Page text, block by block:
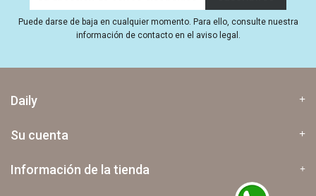
Puede darse de baja en cualquier momento. Para ello, consulte nuestra
información de contacto en el aviso legal.
Daily
Su cuenta
Información de la tienda